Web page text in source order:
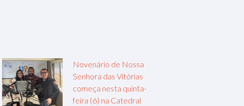
Novenário de Nossa
Senhora das Vitórias
começa nesta quinta-
feira (6) na Catedral